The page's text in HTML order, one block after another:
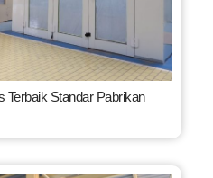
Terbaik Standar Pabrikan